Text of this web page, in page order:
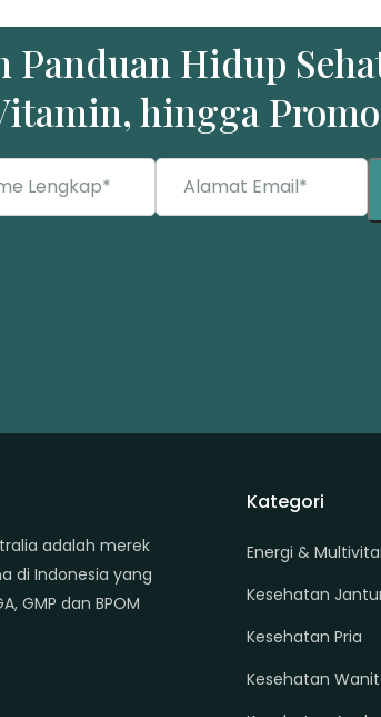
Panduan Hidup
hingga
adalah merek
di Indonesia yang
GMP dan BPOM
Kategori
Energi &
Kesehatan
Kesehatan Pria
Kesehatan